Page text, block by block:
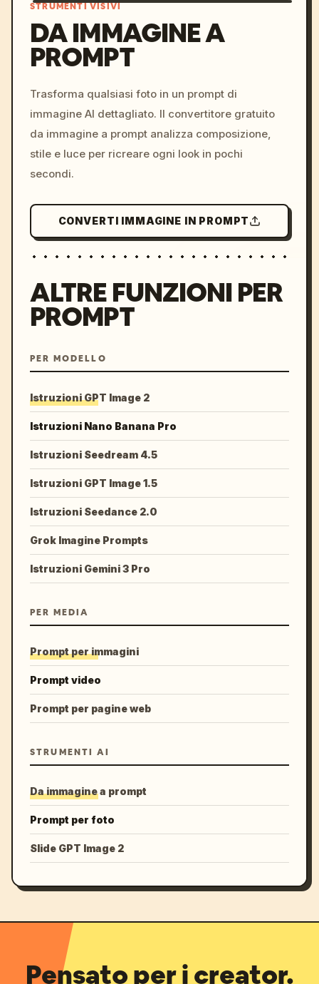
colors, 8k --v 6.0
STRUMENTI VISIVI
DA IMMAGINE A
PROMPT
Trasforma qualsiasi foto in un prompt di
immagine AI dettagliato. Il convertitore gratuito
da immagine a prompt analizza composizione,
stile e luce per ricreare ogni look in pochi
secondi.
CONVERTI IMMAGINE IN PROMPT
ALTRE FUNZIONI PER
PROMPT
PER MODELLO
Istruzioni GPT Image 2
Istruzioni Nano Banana Pro
Istruzioni Seedream 4.5
Istruzioni GPT Image 1.5
Istruzioni Seedance 2.0
Grok Imagine Prompts
Istruzioni Gemini 3 Pro
PER MEDIA
Prompt per immagini
Prompt video
Prompt per pagine web
STRUMENTI AI
Da immagine a prompt
Prompt per foto
Slide GPT Image 2
Pensato per i creator.